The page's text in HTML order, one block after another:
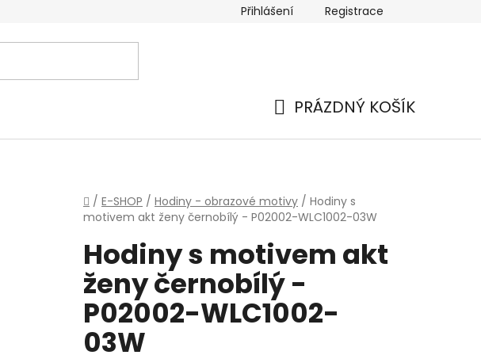
Přihlášení Registrace
PRÁZDNÝ KOŠÍK
Domů
/ E-SHOP / Hodiny - obrazové motivy / Hodiny s
motivem akt ženy černobílý - P02002-WLC1002-03W
Hodiny s motivem akt
ženy černobílý -
P02002-WLC1002-
03W